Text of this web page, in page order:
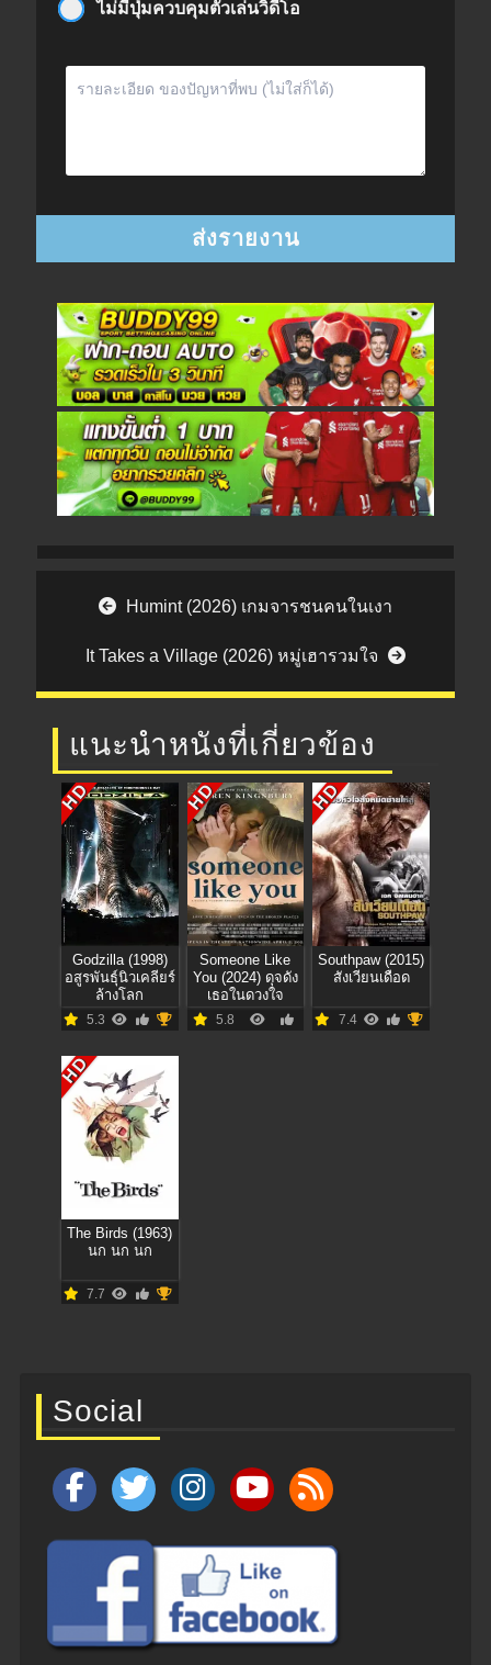
ไม่มีปุ่มควบคุมตัวเล่นวิดีโอ
Post navigation
Humint (2026) เกมจารชนคนในเงา
It Takes a Village (2026) หมู่เฮารวมใจ
แนะนำหนังที่เกี่ยวข้อง
HD
Godzilla (1998)
อสูรพันธุ์นิวเคลียร์
ล้างโลก
5.3
HD
Someone Like
You (2024) ดุจดัง
เธอในดวงใจ
5.8
HD
Southpaw (2015)
สังเวียนเดือด
7.4
HD
The Birds (1963)
นก นก นก
7.7
Social